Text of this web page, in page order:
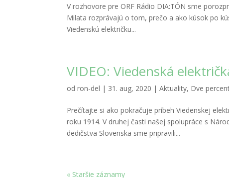
V rozhovore pre ORF Rádio DIA:TÓN sme
Milata rozprávajú o tom, prečo a ako kúsok po
Viedenskú električku...
VIDEO: Viedenská
odron-del | 31. aug, 2020 |Aktuality, Dve
Prečítajte si ako pokračuje príbeh Viedenskej
roku 1914. V druhej časti našej spolupráce s
dedičstva Slovenska sme pripravili...
« Staršie záznamy